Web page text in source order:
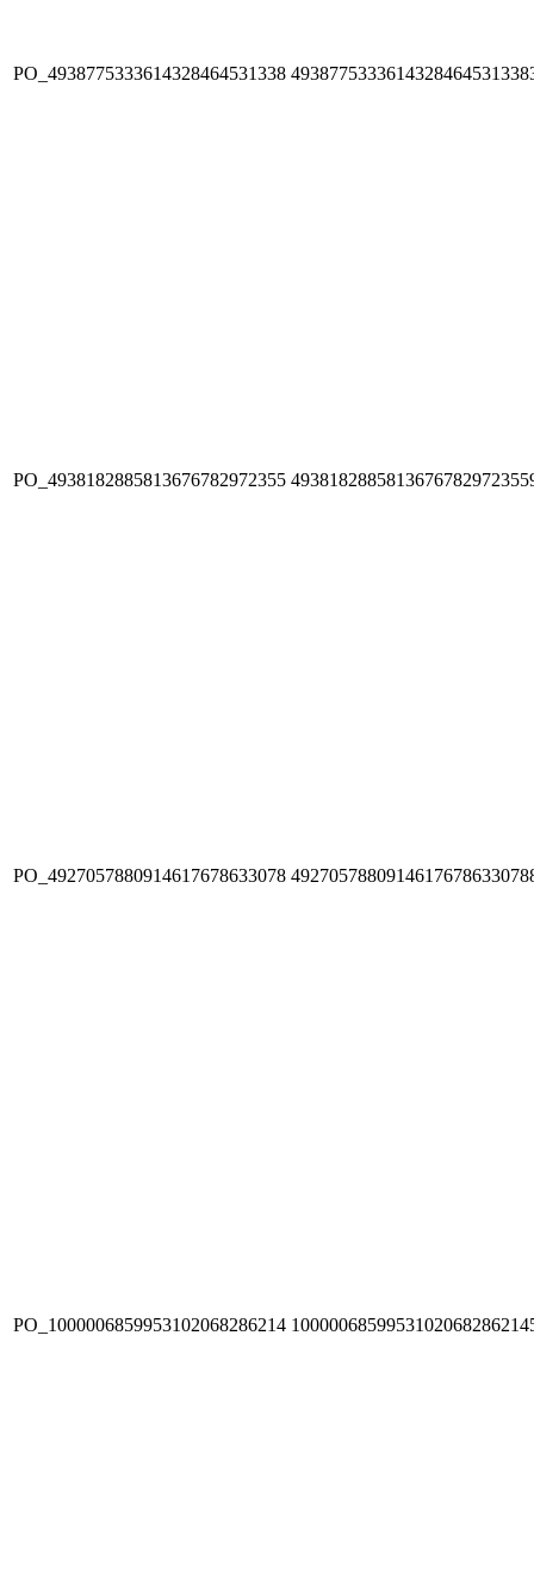
PO_4938775333614328464531338
PO_4938182885813676782972355
PO_4927057880914617678633078
PO_1000006859953102068286214